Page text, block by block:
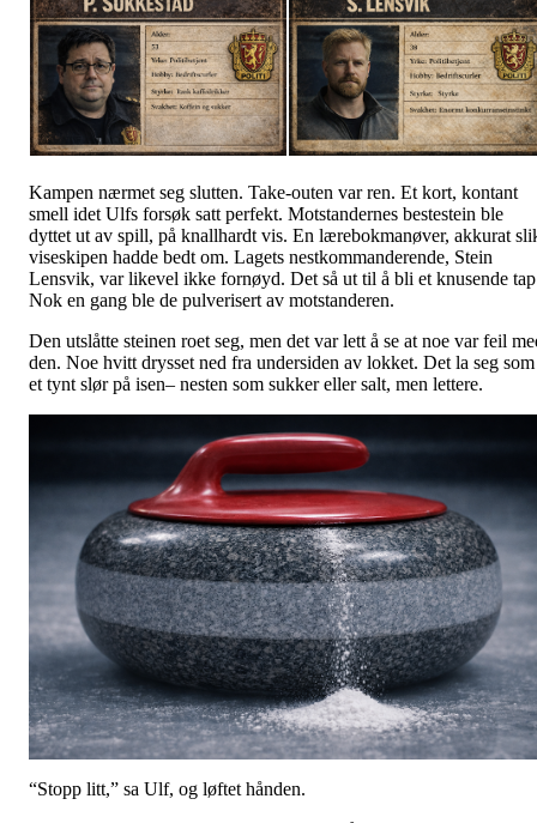
Kampen nærmet seg slutten. Take-outen var ren. Et kort, kontant
smell idet Ulfs forsøk satt perfekt. Motstandernes bestestein ble
dyttet ut av spill, på knallhardt vis. En lærebokmanøver, akkurat
viseskipen hadde bedt om. Lagets nestkommanderende, Stein
Lensvik, var likevel ikke fornøyd. Det så ut til å bli et knusende
Nok en gang ble de pulverisert av motstanderen.
Den utslåtte steinen roet seg, men det var lett å se at noe var feil
den. Noe hvitt drysset ned fra undersiden av lokket. Det la seg som
et tynt slør på isen– nesten som sukker eller salt, men lettere.
“Stopp litt,” sa Ulf, og løftet hånden.